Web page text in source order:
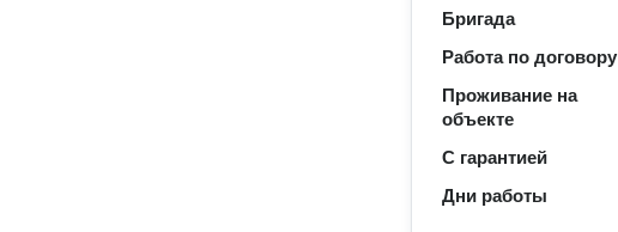
Бригада
Работа по договору
Проживание на
объекте
С гарантией
Дни работы